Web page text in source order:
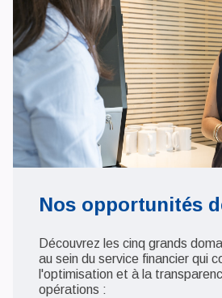
Nos opportunités
Découvrez les cinq grands
au sein du service financier qui
l'optimisation et à la
opérations :